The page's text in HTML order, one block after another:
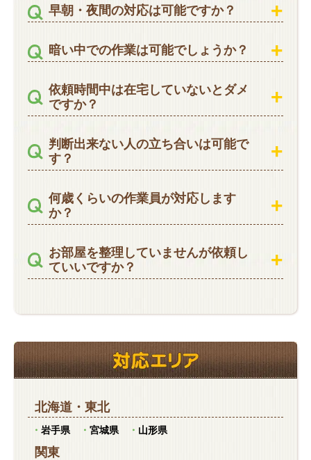
早朝・夜間の対応は可能ですか？
暗い中での作業は可能でしょうか？
依頼時間中は在宅していないとダメ
ですか？
判断出来ない人の立ち合いは可能で
す？
何歳くらいの作業員が対応します
か？
お部屋を整理していませんが依頼し
ていいですか？
北海道 ・ 東北
岩手県 宮城県 山形県
関東